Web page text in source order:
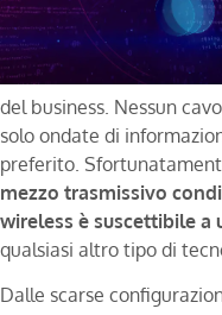
del business. Nessun
solo ondate di
preferito.
mezzo trasmissivo
wireless è suscettibile a
qualsiasi altro tipo di
Dalle scarse